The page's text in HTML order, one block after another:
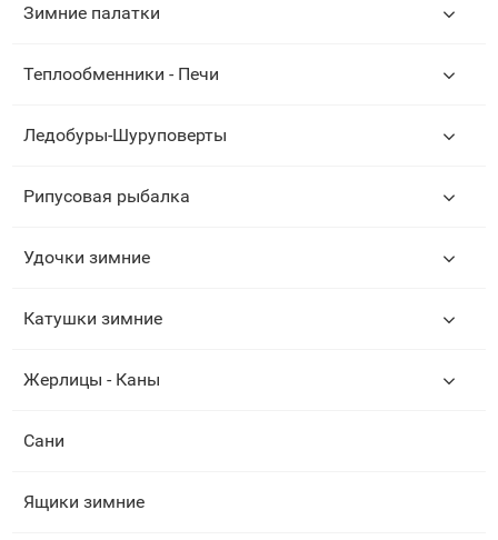
Зимние палатки
Теплообменники - Печи
Ледобуры-Шуруповерты
Рипусовая рыбалка
Удочки зимние
Катушки зимние
Жерлицы - Каны
Сани
Ящики зимние